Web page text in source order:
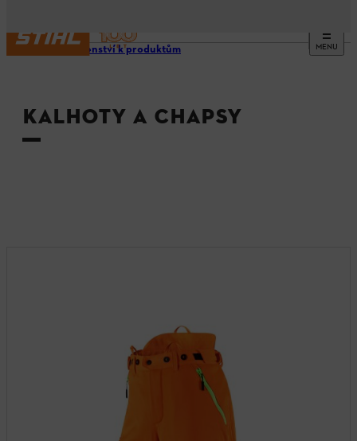
MENU
Příslušenství k produktům
KALHOTY A CHAPSY